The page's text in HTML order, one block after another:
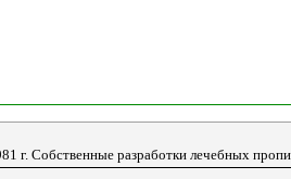
г. Собственные разработки лечебных